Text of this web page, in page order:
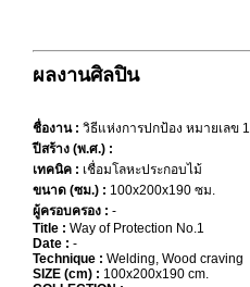
ผลงานศิลปิน
ชื่องาน : วิธีแห่งการปกป้อง หมายเลข 1
ปีสร้าง (พ.ศ.) :
เทคนิค : เชื่อมโลหะประกอบไม้
ขนาด (ซม.) : 100x200x190 ซม.
ผู้ครอบครอง : -
Title : Way of Protection No.1
Date : -
Technique : Welding, Wood craving
SIZE (cm) : 100x200x190 cm.